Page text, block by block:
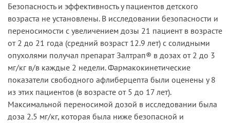
Безопасность и эффективность у пациентов детского
возраста не установлены. В исследовании безопасности и
переносимости с увеличением дозы 21 пациент в возрасте
от 2 до 21 года (средний возраст 12.9 лет) с солидными
опухолями получал препарат Залтрап® в дозах от 2 до 3
мг/кг в/в каждые 2 недели. Фармакокинетические
показатели свободного афлиберцепта были оценены у 8
из этих пациентов (в возрасте от 5 до 17 лет).
Максимальной переносимой дозой в исследовании была
доза 2.5 мг/кг, которая была ниже безопасной и